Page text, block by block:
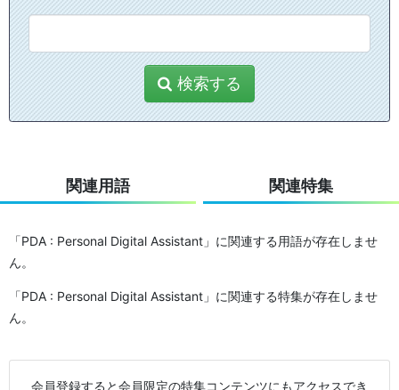
検索する
関連用語 関連特集
「PDA : Personal Digital Assistant」に関連する用語が存在しませ
ん。
「PDA : Personal Digital Assistant」に関連する特集が存在しませ
ん。
会員登録すると会員限定の特集コンテンツにもアクセスでき